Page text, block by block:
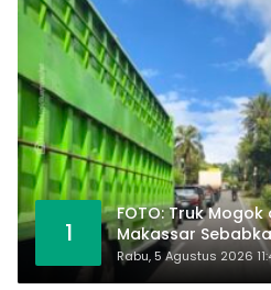
1
FOTO: Truk
Makassar
Tangan
Rabu, 5 Agustus 2026